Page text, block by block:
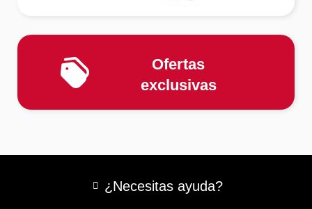
Ofertas
exclusivas
¿Necesitas ayuda?